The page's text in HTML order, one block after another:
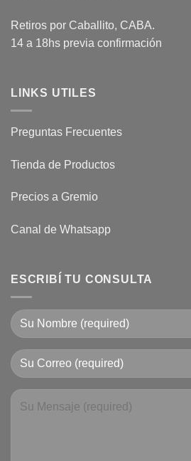
Retiros por Caballito, CABA.
14 a 18hs previa confirmación
LINKS UTILES
Preguntas Frecuentes
Tienda de Productos
Precios a Gremio
Canal de Whatsapp
ESCRIBÍ TU CONSULTA